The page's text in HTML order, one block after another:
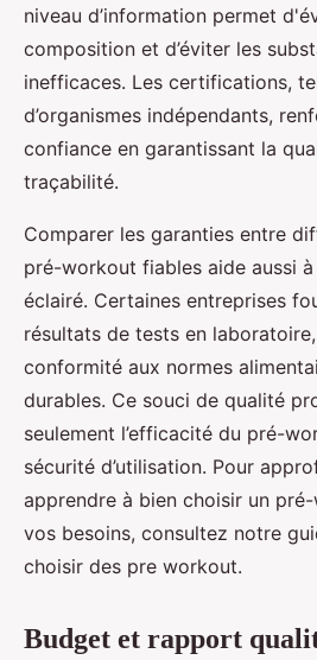
niveau d’information permet
composition et d’éviter les
inefficaces. Les certifications,
d’organismes indépendants,
confiance en garantissant la
traçabilité.
Comparer les garanties entre
pré-workout fiables aide aussi
éclairé. Certaines entreprises
résultats de tests en
conformité aux normes
durables. Ce souci de qualité
seulement l’efficacité du pré-
sécurité d’utilisation. Pour
apprendre à bien choisir un
vos besoins, consultez notre
choisir des pre workout.
Budget et rapport